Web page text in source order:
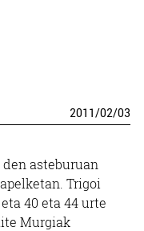
2011/02/03
asteburuan
Trigoi
40 eta 44 urte
Murgiak